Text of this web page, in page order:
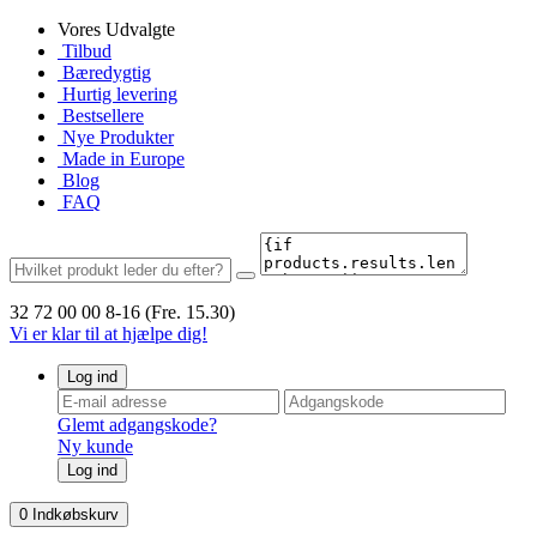
Vores Udvalgte
Tilbud
Bæredygtig
Hurtig levering
Bestsellere
Nye Produkter
Made in Europe
Blog
FAQ
32 72 00 00 8-16 (Fre. 15.30)
Vi er klar til at hjælpe dig!
Log ind
Glemt adgangskode?
Ny kunde
Log ind
0 Indkøbskurv